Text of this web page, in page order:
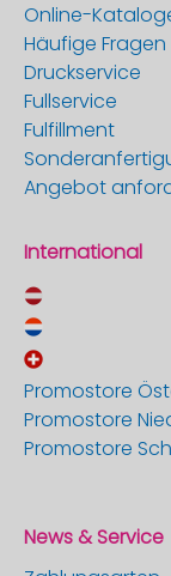
Online-
Häufige Fragen
Druckservice
Fullservice
Fulfillment
Angebot
International
Promostore
Promostore
Promostore
News & Service